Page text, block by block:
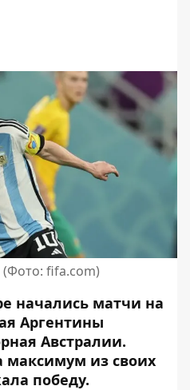
(Фото: fifa.com)
начались матчи на
Аргентины
Австралии.
максимум из своих
победу.